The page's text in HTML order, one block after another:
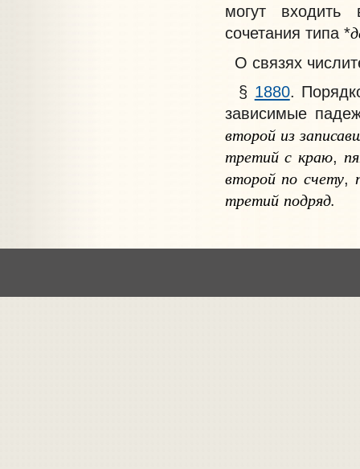
могут входить
сочетания типа *
О связях
§ 1880.
зависимые
второй из
третий с краю,
второй по счету,
третий подряд.